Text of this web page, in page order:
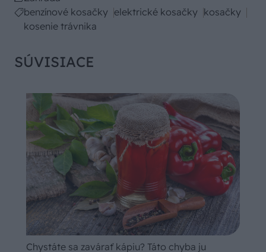
benzínové kosačky elektrické kosačky kosačky
kosenie trávnika
SÚVISIACE
Chystáte sa zavárať kápiu? Táto chyba ju